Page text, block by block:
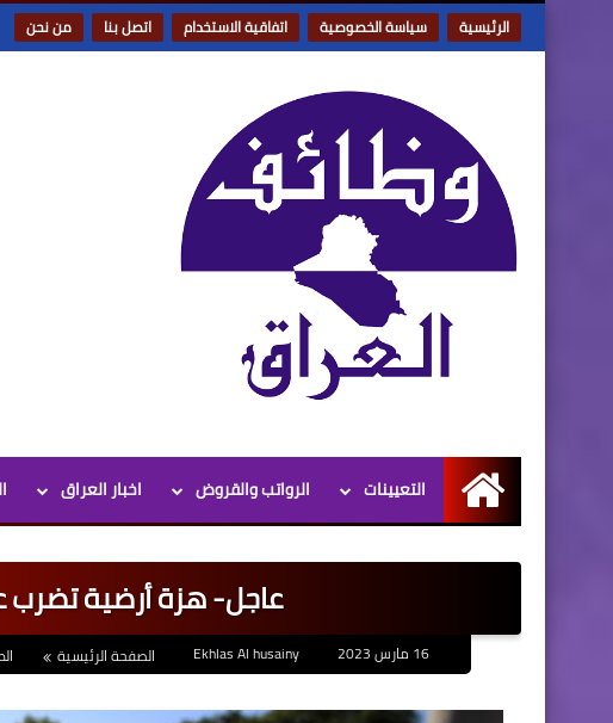
الرئيسية سياسة الخصوصية اتفاقية الاستخدام اتصل بنا من نحن
الرئيسية
التعيينات الرواتب والقروض اخبار العراق
عاجل- هزة أرضية تضرب
Ekhlas Al husainy الصفحة الرئيسية